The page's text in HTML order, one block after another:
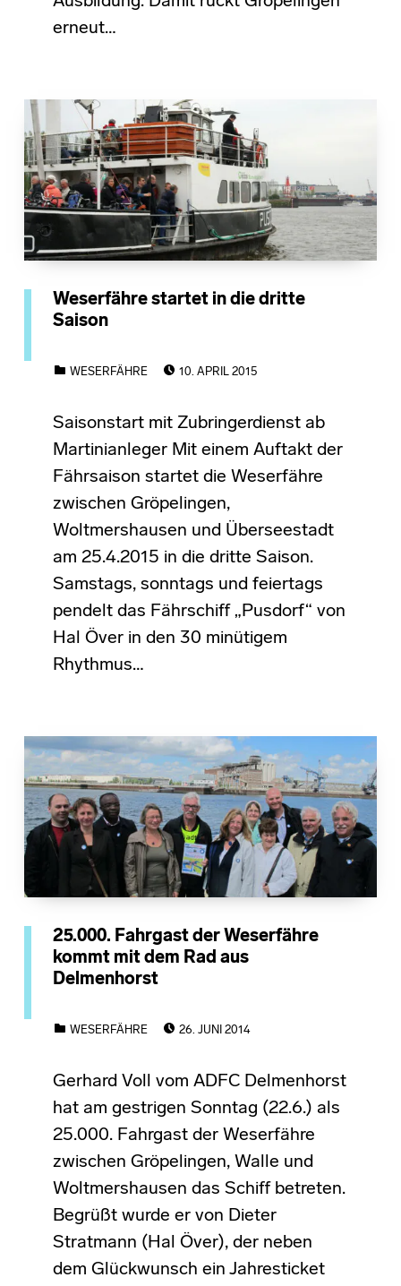
erneut…
Weserfähre startet in die dritte
Saison
WESERFÄHRE
10. APRIL 2015
Saisonstart mit Zubringerdienst ab
Martinianleger Mit einem Auftakt der
Fährsaison startet die Weserfähre
zwischen Gröpelingen,
Woltmershausen und Überseestadt
am 25.4.2015 in die dritte Saison.
Samstags, sonntags und feiertags
pendelt das Fährschiff „Pusdorf“ von
Hal Över in den 30 minütigem
Rhythmus…
25.000. Fahrgast der Weserfähre
kommt mit dem Rad aus
Delmenhorst
WESERFÄHRE
26. JUNI 2014
Gerhard Voll vom ADFC Delmenhorst
hat am gestrigen Sonntag (22.6.) als
25.000. Fahrgast der Weserfähre
zwischen Gröpelingen, Walle und
Woltmershausen das Schiff betreten.
Begrüßt wurde er von Dieter
Stratmann (Hal Över), der neben
dem Glückwunsch ein Jahresticket